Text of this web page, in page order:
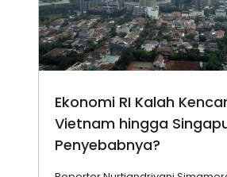
Ekonomi RI Kalah
Vietnam hingga
Penyebabnya?